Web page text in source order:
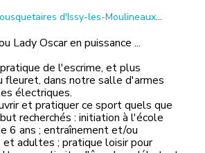
d'Issy-les-Moulineaux
Lady Oscar en puissance ...
de l'escrime, et plus
fleuret, dans notre salle d'armes
électriques.
et pratiquer ce sport quels que
recherchés : initiation à l'école
6 ans ; entraînement et/ou
adultes ; pratique loisir pour